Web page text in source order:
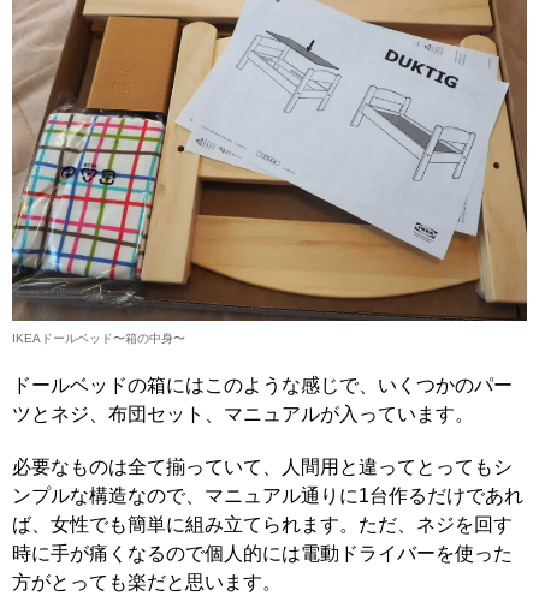
IKEAドールベッド〜箱の中身〜
ドールベッドの箱にはこのような感じで、いくつかのパー
ツとネジ、布団セット、マニュアルが入っています。
必要なものは全て揃っていて、人間用と違ってとってもシ
ンプルな構造なので、マニュアル通りに1台作るだけであれ
ば、女性でも簡単に組み立てられます。ただ、ネジを回す
時に手が痛くなるので個人的には電動ドライバーを使った
方がとっても楽だと思います。